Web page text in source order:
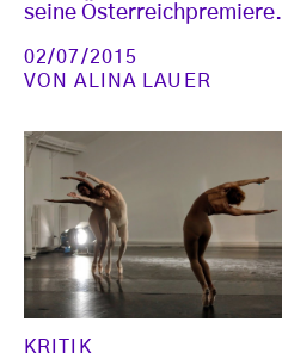
seine Österreichpremiere.
02/07/2015
VONALINA LAUER
KRITIK